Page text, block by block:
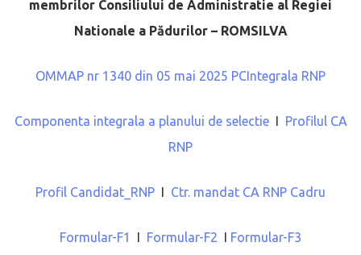
membrilor Consiliului de Administratie al Regiei
Nationale a Pădurilor – ROMSILVA
OMMAP nr 1340 din 05 mai 2025 PCIntegrala RNP
Componenta integrala a planului de selectieI Profilul CA
RNP
Profil Candidat_RNP I Ctr. mandat CA RNP Cadru
Formular-F1 I Formular-F2 I Formular-F3